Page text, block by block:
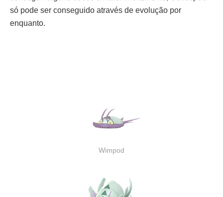
só pode ser conseguido através de evolução por
enquanto.
Wimpod